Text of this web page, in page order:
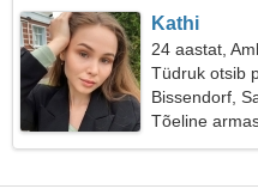
Kathi
24 aastat,
Tüdruk otsib
Bissendorf,
Tõeline